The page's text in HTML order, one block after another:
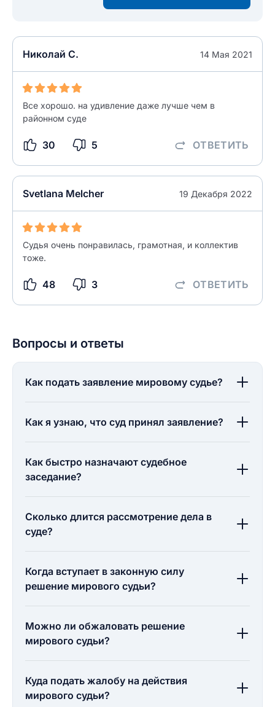
Николай С. 14 Мая 2021
Все хорошо. на удивление даже лучше чем в
районном суде
30 5 ОТВЕТИТЬ
Svetlana Melcher 19 Декабря 2022
Судья очень понравилась, грамотная, и коллектив
тоже.
48 3 ОТВЕТИТЬ
0/500
Как вы оцените судебный участок?
разрешить публикацию отзыва
0/500
разрешить публикацию отзыва
Вопросы и ответы
Как подать заявление мировому судье?
Как я узнаю, что суд принял заявление?
Как быстро назначают судебное
заседание?
Сколько длится рассмотрение дела в
суде?
Когда вступает в законную силу
решение мирового судьи?
Можно ли обжаловать решение
мирового судьи?
Куда подать жалобу на действия
мирового судьи?
Название населенного пункта
ЗАКРЫТЬ